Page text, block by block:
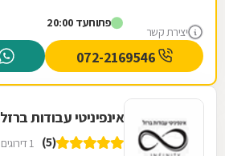
יצירת קשר
מתמחה...
פתוחעד 20:00
אינפיניטי עבודות ברזל
(5) 1 דירוגים